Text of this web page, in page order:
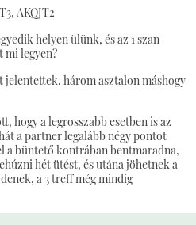
AKQJT2
helyen ülünk, és az 1 szan
legyen?
három asztalon máshogy
hogy a legrosszabb esetben is az
a partner legalább négy pontot
a büntető kontrában bentmaradna,
hét ütést, és utána jöhetnek a
a 3 treff még mindig